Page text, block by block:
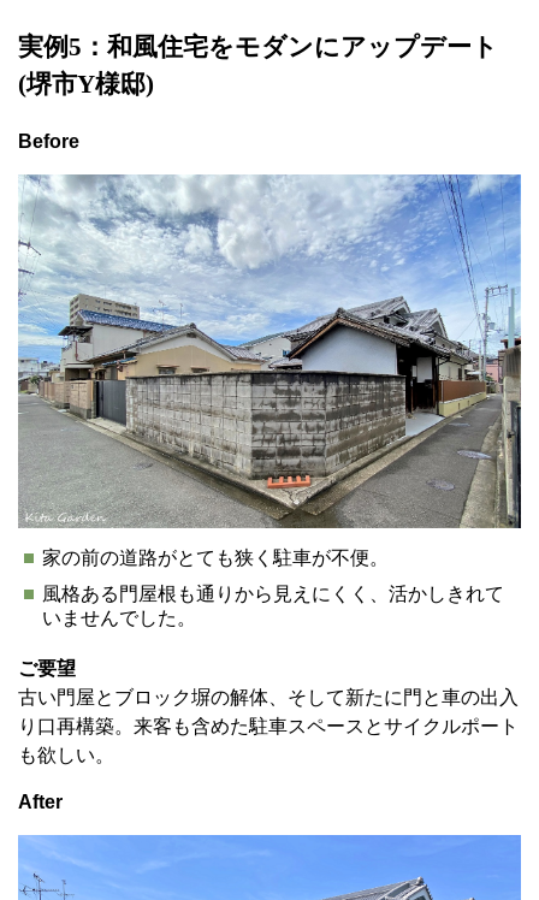
実例5 ：和風住宅をモダンにアップデート
(堺市Y様邸)
Before
家の前の道路がとても狭く駐車が不便。
風格ある門屋根も通りから見えにくく、活かしきれて
いませんでした。
ご要望
古い門屋とブロック塀の解体、そして新たに門と車の出入
り口再構築。来客も含めた駐車スペースとサイクルポート
も欲しい。
After